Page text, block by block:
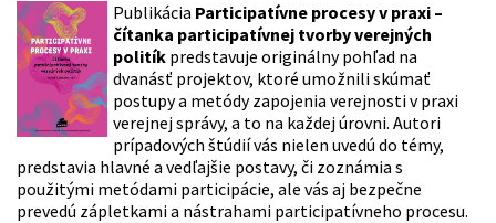
Publikácia Participatívne procesy v praxi –
čítanka participatívnej tvorby verejných
politík predstavuje originálny pohľad na
dvanásť projektov, ktoré umožnili skúmať
postupy a metódy zapojenia verejnosti v praxi
verejnej správy, a to na každej úrovni. Autori
prípadových štúdií vás nielen uvedú do témy,
predstavia hlavné a vedľajšie postavy, či zoznámia s
použitými metódami participácie, ale vás aj bezpečne
prevedú zápletkami a nástrahami participatívneho procesu.